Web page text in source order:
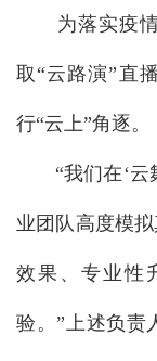
为落实疫情
取“云路演”直
行“云上”角逐。
“我们在‘云
业团队高度模
效果、专业性
验。”上述负责